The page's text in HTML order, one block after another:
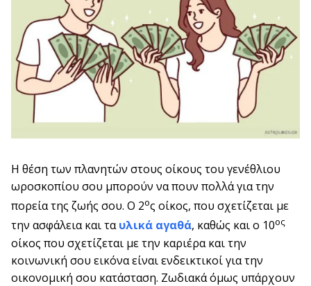
Η θέση των πλανητών στους οίκους του γενέθλιου
ωροσκοπίου σου μπορούν να πουν πολλά για την
πορεία της ζωής σου. Ο 2ος οίκος, που σχετίζεται με
την ασφάλεια και ταυλικά αγαθά, καθώς και ο 10ος
οίκος που σχετίζεται με την καριέρα και την
κοινωνική σου εικόνα είναι ενδεικτικοί για την
οικονομική σου κατάσταση. Ζωδιακά όμως υπάρχουν